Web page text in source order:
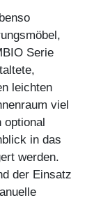
Serie
leichten
viel
in das
werden.
der Einsatz